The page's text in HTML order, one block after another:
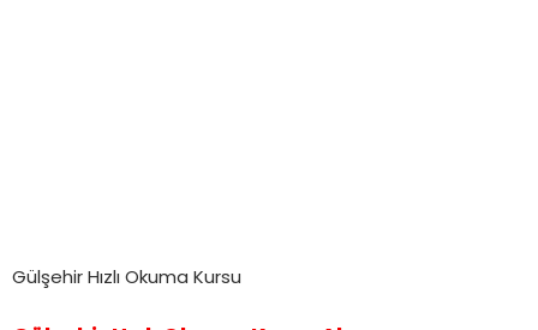
Gülşehir Hızlı Okuma Kursu